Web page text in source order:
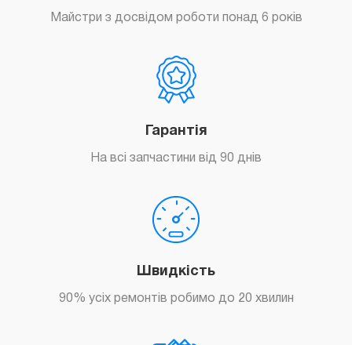
Майстри з досвідом роботи понад 6 років
Гарантія
На всі запчастини від 90 днів
Швидкість
90% усіх ремонтів робимо до 20 хвилин